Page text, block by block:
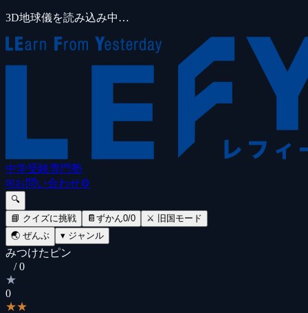
3D地球儀を読み込み中…
中学受験専門塾
✉お問い合わせ⚙
🔍
📘 クイズに挑戦
📔 ずかん0/0
⚔️ 旧国モード
🌏 ぜんぶ
▾ ジャンル
みつけたピン
/0
★
0
★★